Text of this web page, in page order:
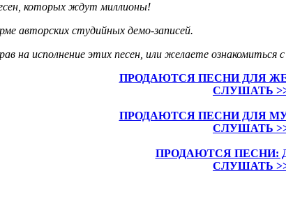
которых ждут миллионы!
авторских студийных демо-записей.
на исполнение этих песен, или желаете ознакомиться
ПРОДАЮТСЯ ПЕСНИ ДЛЯ
СЛУШАТЬ
ПРОДАЮТСЯ ПЕСНИ ДЛЯ
СЛУШАТЬ
ПРОДАЮТСЯ ПЕСНИ:
СЛУШАТЬ